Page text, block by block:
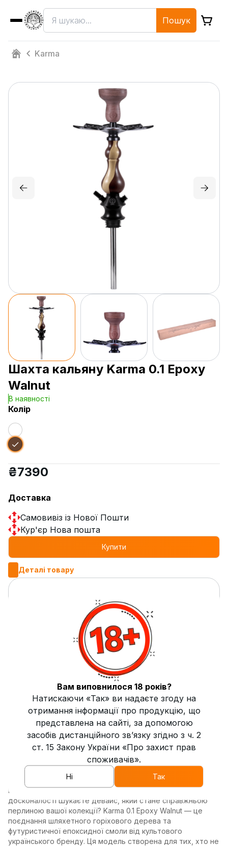
Пошук
Karma
Шахта кальяну Karma 0.1 Epoxy
Walnut
В наявності
Колір
₴7390
Доставка
Самовивіз із Нової Пошти
Кур'єр Нова пошта
Купити
Деталі товару
фірмова коробка
Комплектація
шахта, тарілка, ущільнювач для
чаші, ущільнювач для колби, чаша
Країна виробник Україна
Тип з'єднання з колбою ущільнювач
Діаметр внутрішньої трубки
Шахта Karma 0.1 Epoxy Walnut — Магія горіха та епоксидної
досконалості Шукаєте девайс, який стане справжньою
перлиною вашої колекції? Karma 0.1 Epoxy Walnut — це
поєднання шляхетного горіхового дерева та
футуристичної епоксидної смоли від культового
українського бренду. Ця модель створена для тих, хто не
Вам виповнилося 18 років?
Натискаючи «Так» ви надаєте згоду на
отримання інформації про продукцію, що
представлена на сайті, за допомогою
засобів дистанційного зв’язку згідно з ч. 2
ст. 15 Закону України «Про захист прав
споживачів».
Ні Так